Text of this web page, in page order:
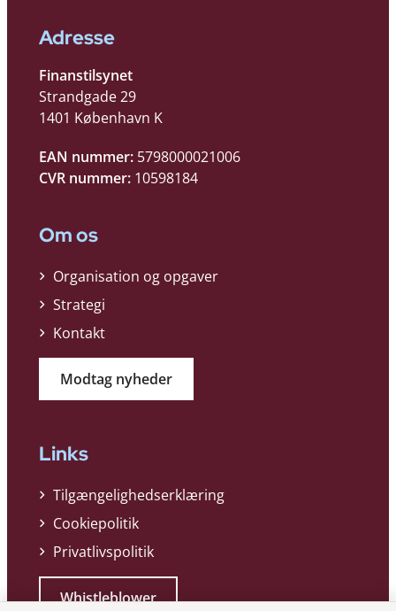
Adresse
Finanstilsynet
Strandgade 29
1401 København K
EAN nummer: 5798000021006
CVR nummer: 10598184
Om os
Organisation og opgaver
Strategi
Kontakt
Modtag nyheder
Links
Tilgængelighedserklæring
Cookiepolitik
Privatlivspolitik
Whistleblower